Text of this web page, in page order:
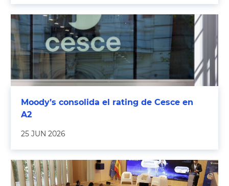
Moody’s consolida el rating de Cesce en
A2
25 JUN 2026